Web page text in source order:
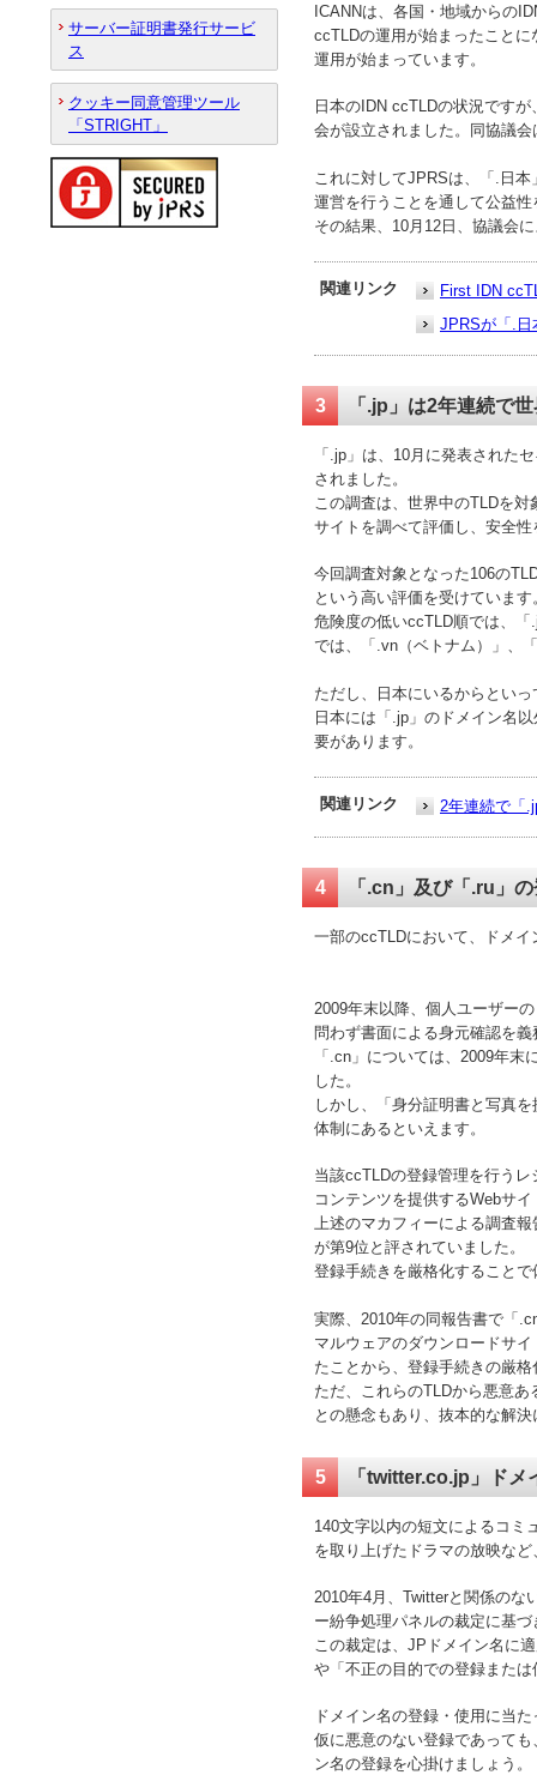
ICANNは、各国・地域からの
ccTLDの運用が始まったこと
運用が始まっています。
日本のIDN ccTLDの状況です
会が設立されました。同協議
これに対してJPRSは、「.日
運営を行うことを通して公益
その結果、10月12日、協議会
関連リンク
First IDN
JPRSが「.日
3 「.jp」は2年連続で
「.jp」は、10月に発表された
されました。
この調査は、世界中のTLDを
サイトを調べて評価し、安全
今回調査対象となった106の
という高い評価を受けています
危険度の低いccTLD順では、
では、「.vn（ベトナム）」、
ただし、日本にいるからとい
日本には「.jp」のドメイン名
要があります。
関連リンク 2年連続で「
4 「.cn」及び「.ru」
一部のccTLDにおいて、ドメ
2009年末以降、個人ユーザー
問わず書面による身元確認を
「.cn」については、2009年
した。
しかし、「身分証明書と写真
体制にあるといえます。
当該ccTLDの登録管理を行う
コンテンツを提供するWebサ
上述のマカフィーによる調査
が第9位と評されていました。
登録手続きを厳格化すること
実際、2010年の同報告書で「
マルウェアのダウンロードサ
たことから、登録手続きの厳
ただ、これらのTLDから悪意
との懸念もあり、抜本的な解
5 「twitter.co.jp」ドメ
140文字以内の短文によるコミ
を取り上げたドラマの放映な
2010年4月、Twitterと関係のな
ー紛争処理パネルの裁定に基
この裁定は、JPドメイン名に
や「不正の目的での登録また
ドメイン名の登録・使用に当
仮に悪意のない登録であって
ン名の登録を心掛けましょう。
サーバー証明書発行サービ
ス
クッキー同意管理ツール
「STRIGHT」